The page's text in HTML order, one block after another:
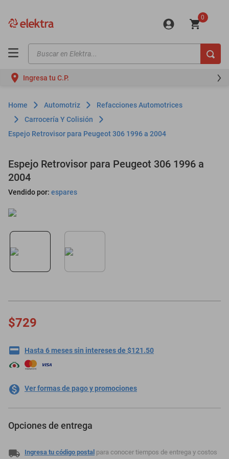
0
Buscar en Elektra...
Ingresa tu C.P.
Automotriz
Refacciones Automotrices
Carrocería Y Colisión
Espejo Retrovisor para Peugeot 306 1996 a 2004
Espejo Retrovisor para Peugeot 306 1996 a
2004
Vendido por: espares
$729
Hasta 6 meses sin intereses de $121.50
Ver formas de pago y promociones
Opciones de entrega
Ingresa tu código postal para conocer tiempos de entrega y costos
motos
moto
celulares
iphones
colchones